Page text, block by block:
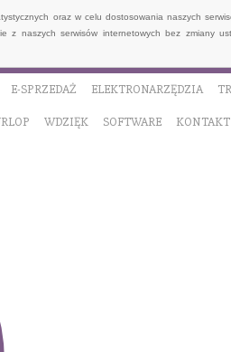
oraz w celu dostosowania naszych
z naszych serwisów internetowych bez zmiany
E-SPRZEDAŻ ELEKTRONARZĘDZIA
WDZIĘK SOFTWARE KONTAKT